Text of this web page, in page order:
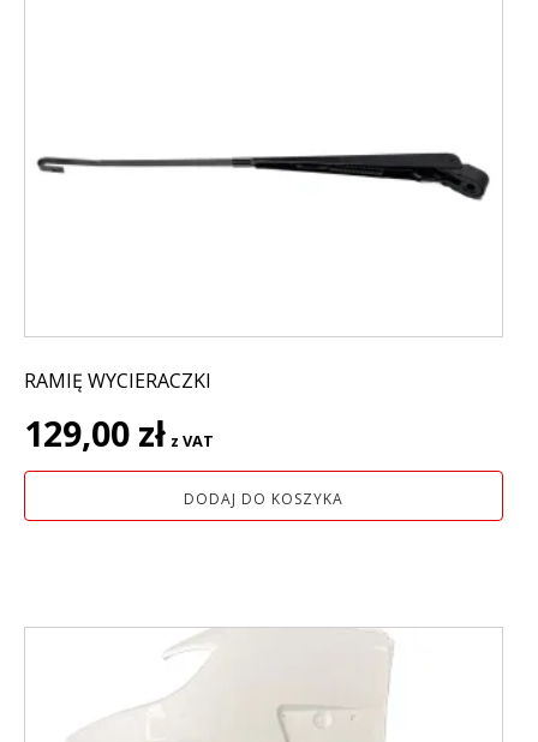
RAMIĘ WYCIERACZKI
129,00 zł z VAT
DODAJ DO KOSZYKA